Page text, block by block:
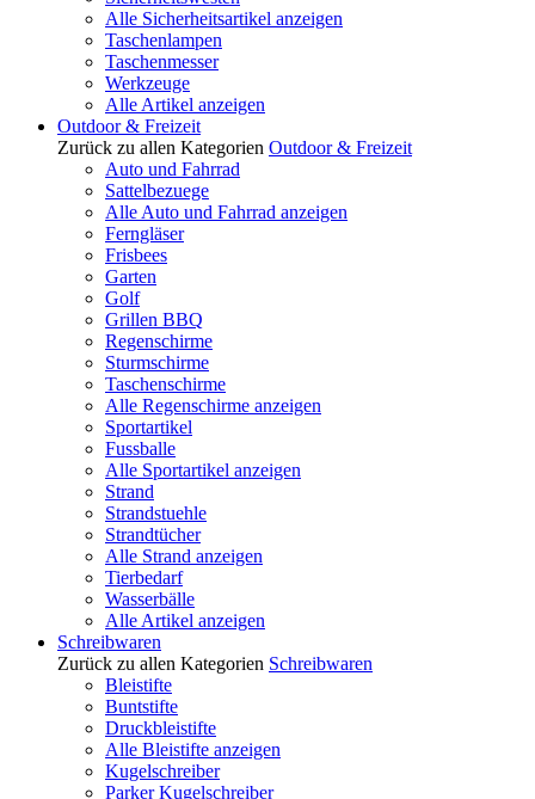
Alle Sicherheitsartikel anzeigen
Taschenlampen
Taschenmesser
Werkzeuge
Alle Artikel anzeigen
Outdoor & Freizeit
Zurück zu allen Kategorien Outdoor & Freizeit
Auto und Fahrrad
Sattelbezuege
Alle Auto und Fahrrad anzeigen
Ferngläser
Frisbees
Garten
Golf
Grillen BBQ
Regenschirme
Sturmschirme
Taschenschirme
Alle Regenschirme anzeigen
Sportartikel
Fussballe
Alle Sportartikel anzeigen
Strand
Strandstuehle
Strandtücher
Alle Strand anzeigen
Tierbedarf
Wasserbälle
Alle Artikel anzeigen
Schreibwaren
Zurück zu allen Kategorien Schreibwaren
Bleistifte
Buntstifte
Druckbleistifte
Alle Bleistifte anzeigen
Kugelschreiber
Parker Kugelschreiber